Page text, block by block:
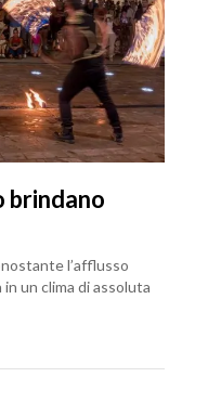
brindano
l’afflusso
un clima di assoluta